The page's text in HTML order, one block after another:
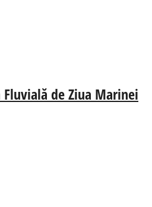
de Ziua Marinei